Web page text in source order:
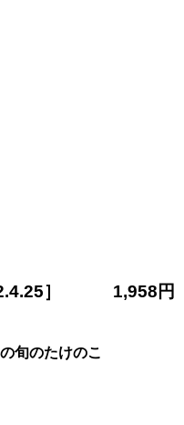
］ 1,958円
旬のたけのこ